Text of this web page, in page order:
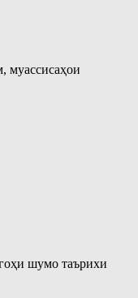
муассисаҳои
шумо таърихи